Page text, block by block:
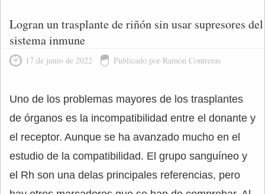
Logran un trasplante de riñón sin usar supresores del
sistema inmune
17 de junio de 2022 Publicado por Ramón Contreras
Uno de los problemas mayores de los trasplantes
de órganos es la incompatibilidad entre el donante y
el receptor. Aunque se ha avanzado mucho en el
estudio de la compatibilidad. El grupo sanguíneo y
el Rh son una delas principales referencias, pero